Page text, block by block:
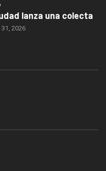
lanza una colecta
2026